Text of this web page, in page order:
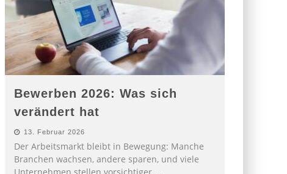
Bewerben 2026: Was sich
verändert hat
13. Februar 2026
Der Arbeitsmarkt bleibt in Bewegung: Manche
Branchen wachsen, andere sparen, und viele